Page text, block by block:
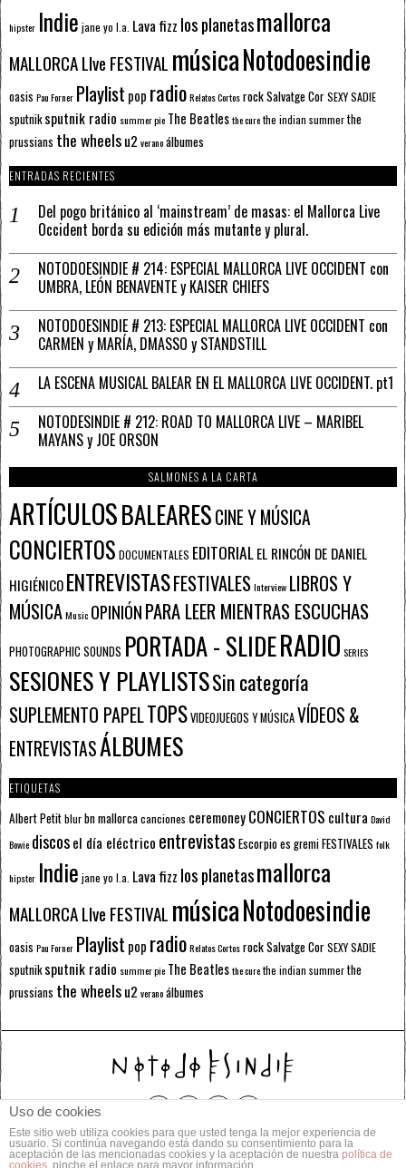
hipster Indie jane yo l.a. Lava fizz los planetasmallorca
MALLORCA LIve FESTIVAL músicaNotodoesindie
oasis Pau Forner Playlist pop radioRelatos CortosrockSalvatge CorSEXY SADIE
sputnik sputnik radio summer pie The Beatlesthe curethe indian summerthe
prussians the wheelsu2 veranoálbumes
ENTRADAS RECIENTES
Del pogo británico al ‘mainstream’ de masas: el Mallorca Live
Occident borda su edición más mutante y plural.
NOTODOESINDIE # 214: ESPECIAL MALLORCA LIVE OCCIDENT con
UMBRA, LEÓN BENAVENTE y KAISER CHIEFS
NOTODOESINDIE # 213: ESPECIAL MALLORCA LIVE OCCIDENT con
CARMEN y MARÍA, DMASSO y STANDSTILL
LA ESCENA MUSICAL BALEAR EN EL MALLORCA LIVE OCCIDENT. pt1
NOTODESINDIE # 212: ROAD TO MALLORCA LIVE – MARIBEL
MAYANS y JOE ORSON
SALMONES A LA CARTA
ARTÍCULOSBALEARESCINE Y MÚSICA
CONCIERTOS DOCUMENTALES EDITORIALEL RINCÓN DE DANIEL
HIGIÉNICOENTREVISTASFESTIVALESInterview LIBROS Y
MÚSICAMusic OPINIÓNPARA LEER MIENTRAS ESCUCHAS
PHOTOGRAPHIC SOUNDS PORTADA - SLIDERADIO SERIES
SESIONES Y PLAYLISTSSin categoría
SUPLEMENTO PAPELTOPSVIDEOJUEGOS Y MÚSICAVÍDEOS &
ENTREVISTASÁLBUMES
ETIQUETAS
Albert Petitblurbn mallorcacanciones ceremoneyCONCIERTOS cultura David
Bowie discosel día eléctrico entrevistas Escorpioes gremiFESTIVALES folk
hipster Indie jane yo l.a. Lava fizz los planetasmallorca
MALLORCA LIve FESTIVAL músicaNotodoesindie
oasis Pau Forner Playlist pop radioRelatos CortosrockSalvatge CorSEXY SADIE
sputnik sputnik radio summer pie The Beatlesthe curethe indian summerthe
prussians the wheelsu2 veranoálbumes
© 2014 Todos los derechos reservados.
Uso de cookies
Este sitio web utiliza cookies para que usted tenga la mejor experiencia de
usuario. Si continúa navegando está dando su consentimiento para la
aceptación de las mencionadas cookies y la aceptación de nuestra política de
cookies , pinche el enlace para mayor información.